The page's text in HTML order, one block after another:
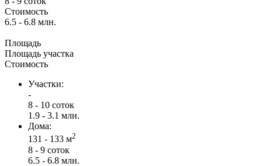
Стоимость
6.5 - 6.8 млн.
Площадь
Площадь участка
Стоимость
Участки:
-
8 - 10 соток
1.9 - 3.1 млн.
Дома:
131 - 133 м2
8 - 9 соток
6.5 - 6.8 млн.